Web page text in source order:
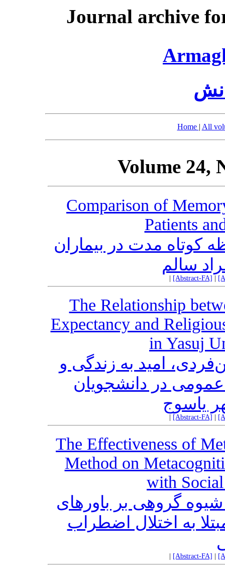
Journal archive
Home | All
Volume 24,
Comparison of
Patients
کوتاه مدت در بیماران
[Abstract-FA]
The Relationship
Expectancy and
in Yasuj
امید به زندگی و
‌در دانشجویان
یاسوج
[Abstract-FA]
The Effectiveness of
Method on
with
گروهی بر باورهای
به اختلال اضطراب
[Abstract-FA]